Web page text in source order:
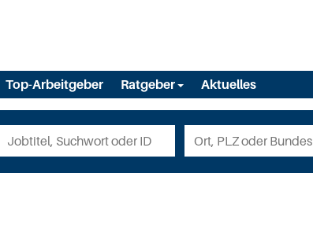
Top-Arbeitgeber Ratgeber Aktuelles